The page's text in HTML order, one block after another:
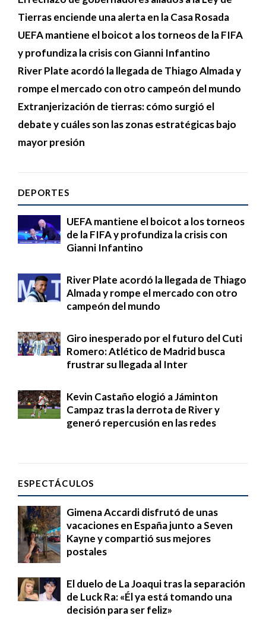
Tierras enciende una alerta en la Casa Rosada
UEFA mantiene el boicot a los torneos de la FIFA
y profundiza la crisis con Gianni Infantino
River Plate acordó la llegada de Thiago Almada y
rompe el mercado con otro campeón del mundo
Extranjerización de tierras: cómo surgió el
debate y cuáles son las zonas estratégicas bajo
mayor presión
DEPORTES
UEFA mantiene el boicot a los torneos
de la FIFA y profundiza la crisis con
Gianni Infantino
River Plate acordó la llegada de Thiago
Almada y rompe el mercado con otro
campeón del mundo
Giro inesperado por el futuro del Cuti
Romero: Atlético de Madrid busca
frustrar su llegada al Inter
Kevin Castaño elogió a Jáminton
Campaz tras la derrota de River y
generó repercusión en las redes
ESPECTÁCULOS
Gimena Accardi disfrutó de unas
vacaciones en España junto a Seven
Kayne y compartió sus mejores
postales
El duelo de La Joaqui tras la separación
de Luck Ra: «Él ya está tomando una
decisión para ser feliz»